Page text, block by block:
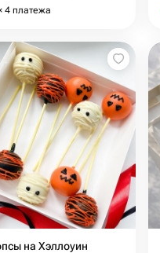
4 платежа
на Хэллоуин